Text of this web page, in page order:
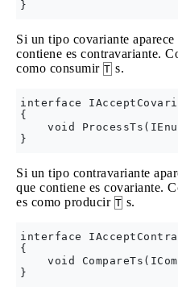
Si un tipo covariante
contiene es contravariante.
como consumir T s.
interface
{
void
Si un tipo contravariante
que contiene es covariante.
es como producir T s.
interface
{
void